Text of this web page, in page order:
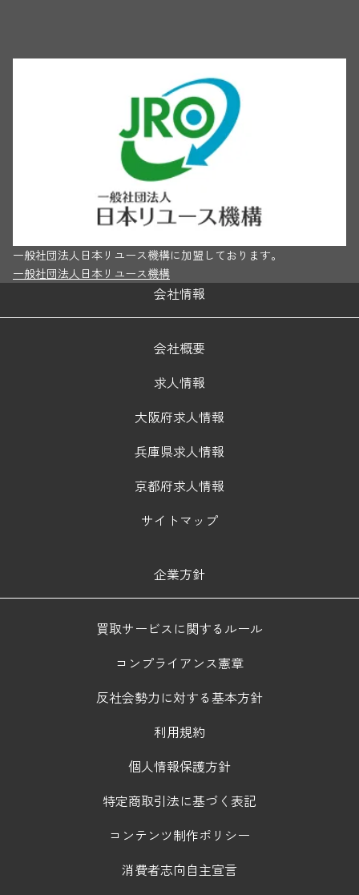
一般社団法人日本リユース機構に加盟しております。
一般社団法人日本リユース機構
会社情報
会社概要
求人情報
大阪府求人情報
兵庫県求人情報
京都府求人情報
サイトマップ
企業方針
買取サービスに関するルール
コンプライアンス憲章
反社会勢力に対する基本方針
利用規約
個人情報保護方針
特定商取引法に基づく表記
コンテンツ制作ポリシー
消費者志向自主宣言